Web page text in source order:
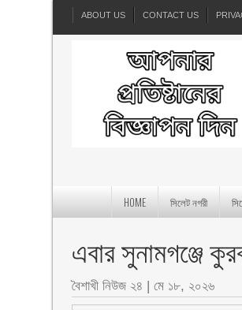
ABOUT US CONTACT US
HOME সিলেট নগরী
এবার সুনামগঞ্জে
বৈশাখী নিউজ ২৪ |মে ১৮, ২০২৬